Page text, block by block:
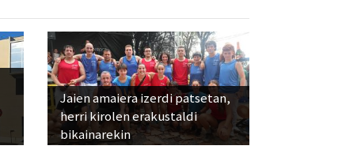
Jaien amaiera izerdi patsetan,
herri kirolen erakustaldi
bikainarekin